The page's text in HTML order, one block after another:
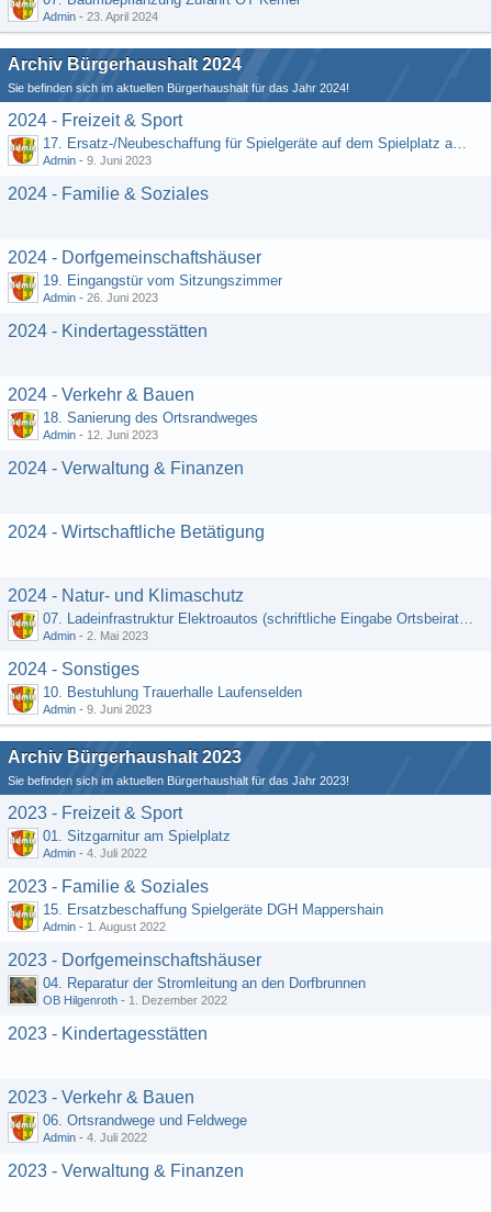
Admin - 23. April 2024
Archiv Bürgerhaushalt 2024
Sie befinden sich im aktuellen Bürgerhaushalt für das Jahr 2024!
2024 - Freizeit & Sport
17. Ersatz-/Neubeschaffung für Spielgeräte auf dem Spielplatz am DGH
Admin - 9. Juni 2023
2024 - Familie & Soziales
2024 - Dorfgemeinschaftshäuser
19. Eingangstür vom Sitzungszimmer
Admin - 26. Juni 2023
2024 - Kindertagesstätten
2024 - Verkehr & Bauen
18. Sanierung des Ortsrandweges
Admin - 12. Juni 2023
2024 - Verwaltung & Finanzen
2024 - Wirtschaftliche Betätigung
2024 - Natur- und Klimaschutz
07. Ladeinfrastruktur Elektroautos (schriftliche Eingabe Ortsbeirat Kemel)
Admin - 2. Mai 2023
2024 - Sonstiges
10. Bestuhlung Trauerhalle Laufenselden
Admin - 9. Juni 2023
Archiv Bürgerhaushalt 2023
Sie befinden sich im aktuellen Bürgerhaushalt für das Jahr 2023!
2023 - Freizeit & Sport
01. Sitzgarnitur am Spielplatz
Admin - 4. Juli 2022
2023 - Familie & Soziales
15. Ersatzbeschaffung Spielgeräte DGH Mappershain
Admin - 1. August 2022
2023 - Dorfgemeinschaftshäuser
04. Reparatur der Stromleitung an den Dorfbrunnen
OB Hilgenroth - 1. Dezember 2022
2023 - Kindertagesstätten
2023 - Verkehr & Bauen
06. Ortsrandwege und Feldwege
Admin - 4. Juli 2022
2023 - Verwaltung & Finanzen